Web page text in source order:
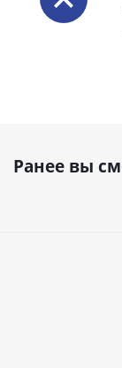
Ранее вы